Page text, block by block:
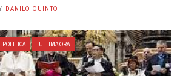
DANILO QUINTO
POLITICA ULTIMA ORA